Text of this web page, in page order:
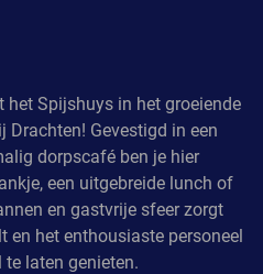
Spijshuys in het groeiende
Drachten! Gevestigd in een
dorpscafé ben je hier
een uitgebreide lunch of
en gastvrije sfeer zorgt
en het enthousiaste personeel
laten genieten.